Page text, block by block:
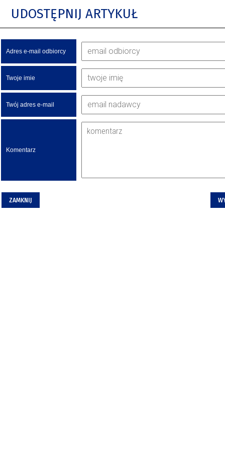
UDOSTĘPNIJ ARTYKUŁ
Adres e-mail odbiorcy
Twoje imie
Twój adres e-mail
Komentarz